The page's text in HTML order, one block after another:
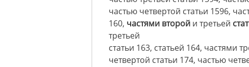
частью четвертой статьи 1596,
160, частями второй и третьей
третьей
статьи 163, статьей 164, частями
четвертой статьи 174, частью